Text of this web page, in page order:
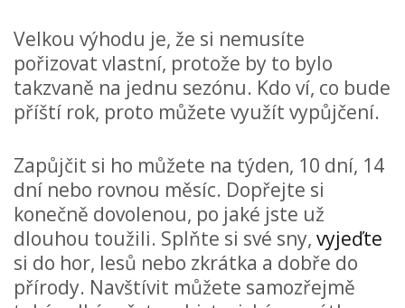
Velkou výhodu je, že si nemusíte
pořizovat vlastní, protože by to bylo
takzvaně na jednu sezónu. Kdo ví, co bude
příští rok, proto můžete využít vypůjčení.
Zapůjčit si ho můžete na týden, 10 dní, 14
dní nebo rovnou měsíc. Dopřejte si
konečně dovolenou, po jaké jste už
dlouhou toužili. Splňte si své sny, vyjeďte
si do hor, lesů nebo zkrátka a dobře do
přírody. Navštívit můžete samozřejmě